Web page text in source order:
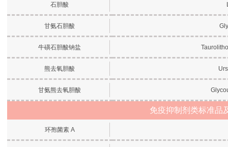
石胆酸
甘氨石胆酸
牛磺石胆酸钠盐
熊去氧胆酸
甘氨熊去氧胆酸
免疫抑制剂类标准品
环孢菌素 A